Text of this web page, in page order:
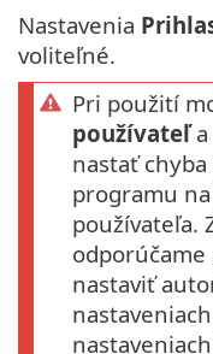
Nastavenia
voliteľné.
Pri použití
používateľa
nastať
programu
používateľa.
nastaviť